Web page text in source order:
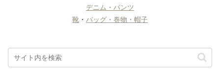
デニム・パンツ
靴 ・ バッグ・巻物・帽子